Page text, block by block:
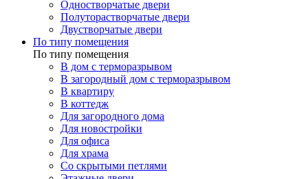
Одностворчатые двери
Полуторастворчатые двери
Двустворчатые двери
По типу помещения
По типу помещения
В дом с терморазрывом
В загородный дом с терморазрывом
В квартиру
В коттедж
Для загородного дома
Для новостройки
Для офиса
Для храма
Со скрытыми петлями